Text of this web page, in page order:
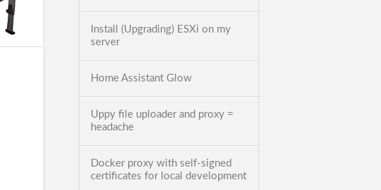
Install (Upgrading) ESXi on my
server
Home Assistant Glow
Uppy file uploader and proxy =
headache
Docker proxy with self-signed
certificates for local development